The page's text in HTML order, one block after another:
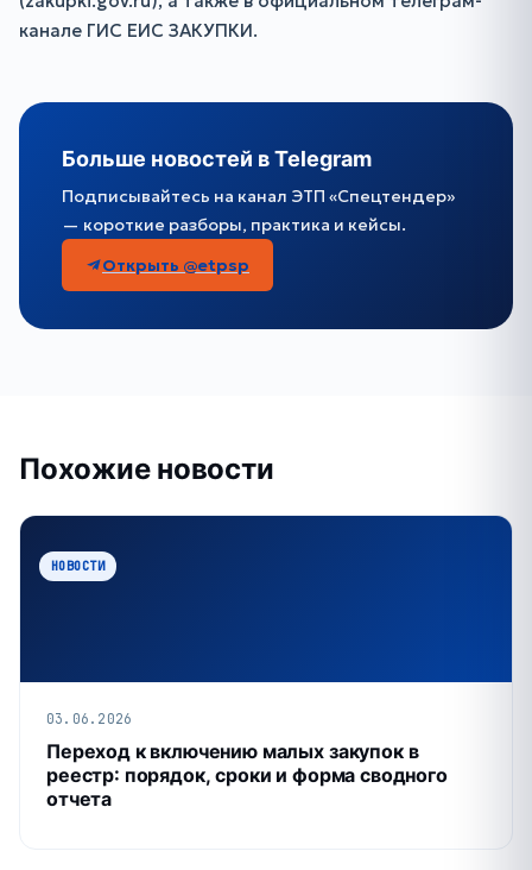
канале ГИС ЕИС ЗАКУПКИ.
Больше новостей в Telegram
Подписывайтесь на канал ЭТП «Спецтендер»
— короткие разборы, практика и кейсы.
Открыть @etpsp
Похожие новости
НОВОСТИ
03.06.2026
Переход к включению малых закупок в
реестр: порядок, сроки и форма сводного
отчета